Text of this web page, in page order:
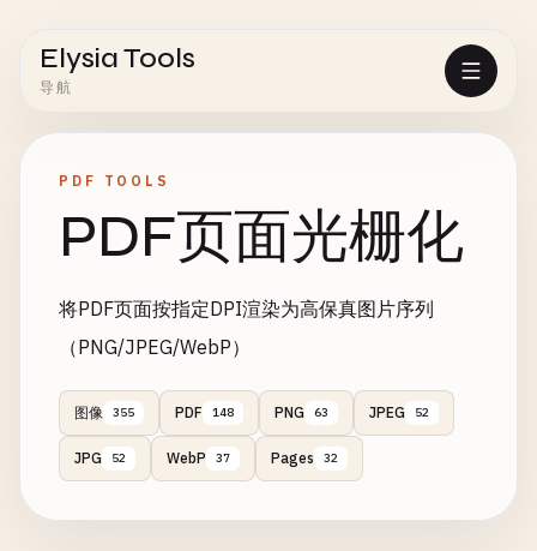
Elysia Tools
导航
PDF TOOLS
PDF页面光栅化
将PDF页面按指定DPI渲染为高保真图片序列
（PNG/JPEG/WebP）
图像 355 PDF 148 PNG 63 JPEG 52
JPG 52 WebP 37 Pages 32